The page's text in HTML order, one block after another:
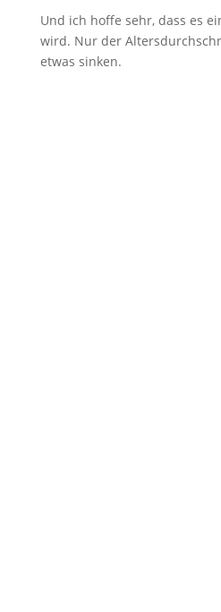
Und ich hoffe sehr, dass es
wird. Nur der
etwas sinken.